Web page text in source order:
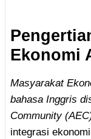
Ekonomi
Masyarakat
bahasa Inggris
Community
integrasi